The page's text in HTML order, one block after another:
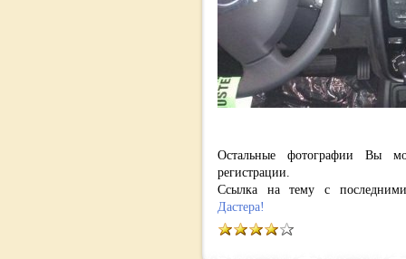
Остальные фотографии Вы
регистрации.
Ссылка на тему с
Дастера!